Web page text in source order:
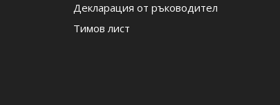
Декларация от ръководител
Тимов лист